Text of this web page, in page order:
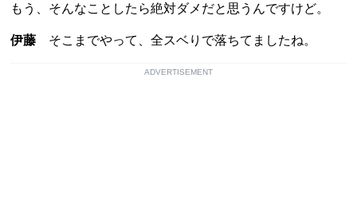
もう、そんなことしたら絶対ダメだと思うんですけど。
伊藤 そこまでやって、全スベりで落ちてましたね。
ADVERTISEMENT